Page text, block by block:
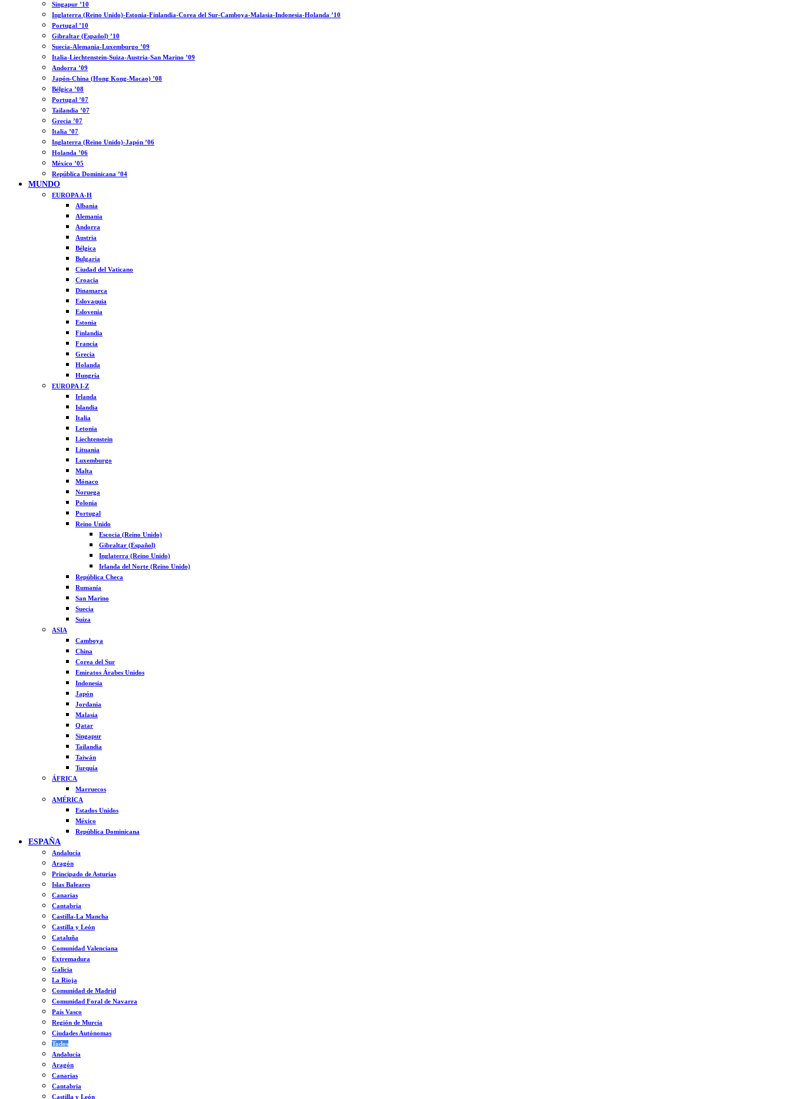
Singapur ’10
Inglaterra (Reino Unido)-Estonia-Finlandia-Corea del Sur-Camboya-Malasia-Indonesia-Holanda ’10
Portugal ’10
Gibraltar (Español) ’10
Suecia-Alemania-Luxemburgo ’09
Italia-Liechtenstein-Suiza-Austria-San Marino ’09
Andorra ’09
Japón-China (Hong Kong-Macao) ’08
Bélgica ’08
Portugal ’07
Tailandia ’07
Grecia ’07
Italia ’07
Inglaterra (Reino Unido)-Japón ’06
Holanda ’06
México ’05
República Dominicana ’04
MUNDO
EUROPA A-H
Albania
Alemania
Andorra
Austria
Bélgica
Bulgaria
Ciudad del Vaticano
Croacia
Dinamarca
Eslovaquia
Eslovenia
Estonia
Finlandia
Francia
Grecia
Holanda
Hungría
EUROPA I-Z
Irlanda
Islandia
Italia
Letonia
Liechtenstein
Lituania
Luxemburgo
Malta
Mónaco
Noruega
Polonia
Portugal
Reino Unido
Escocia (Reino Unido)
Gibraltar (Español)
Inglaterra (Reino Unido)
Irlanda del Norte (Reino Unido)
República Checa
Rumanía
San Marino
Suecia
Suiza
ASIA
Camboya
China
Corea del Sur
Emiratos Árabes Unidos
Indonesia
Japón
Jordania
Malasia
Qatar
Singapur
Tailandia
Taiwán
Turquía
ÁFRICA
Marruecos
AMÉRICA
Estados Unidos
México
República Dominicana
ESPAÑA
Andalucía
Aragón
Principado de Asturias
Islas Baleares
Canarias
Cantabria
Castilla-La Mancha
Castilla y León
Cataluña
Comunidad Valenciana
Extremadura
Galicia
La Rioja
Comunidad de Madrid
Comunidad Foral de Navarra
País Vasco
Región de Murcia
Ciudades Autónomas
Todos
Andalucía
Aragón
Canarias
Cantabria
Castilla y León